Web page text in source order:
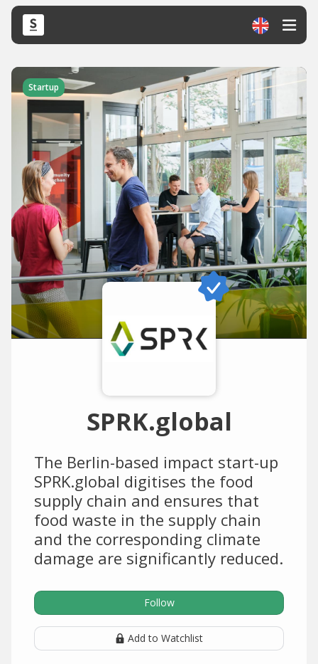
Startup
SPRK.global
The Berlin-based impact start-up
SPRK.global digitises the food
supply chain and ensures that
food waste in the supply chain
and the corresponding climate
damage are significantly reduced.
Follow
Add to Watchlist